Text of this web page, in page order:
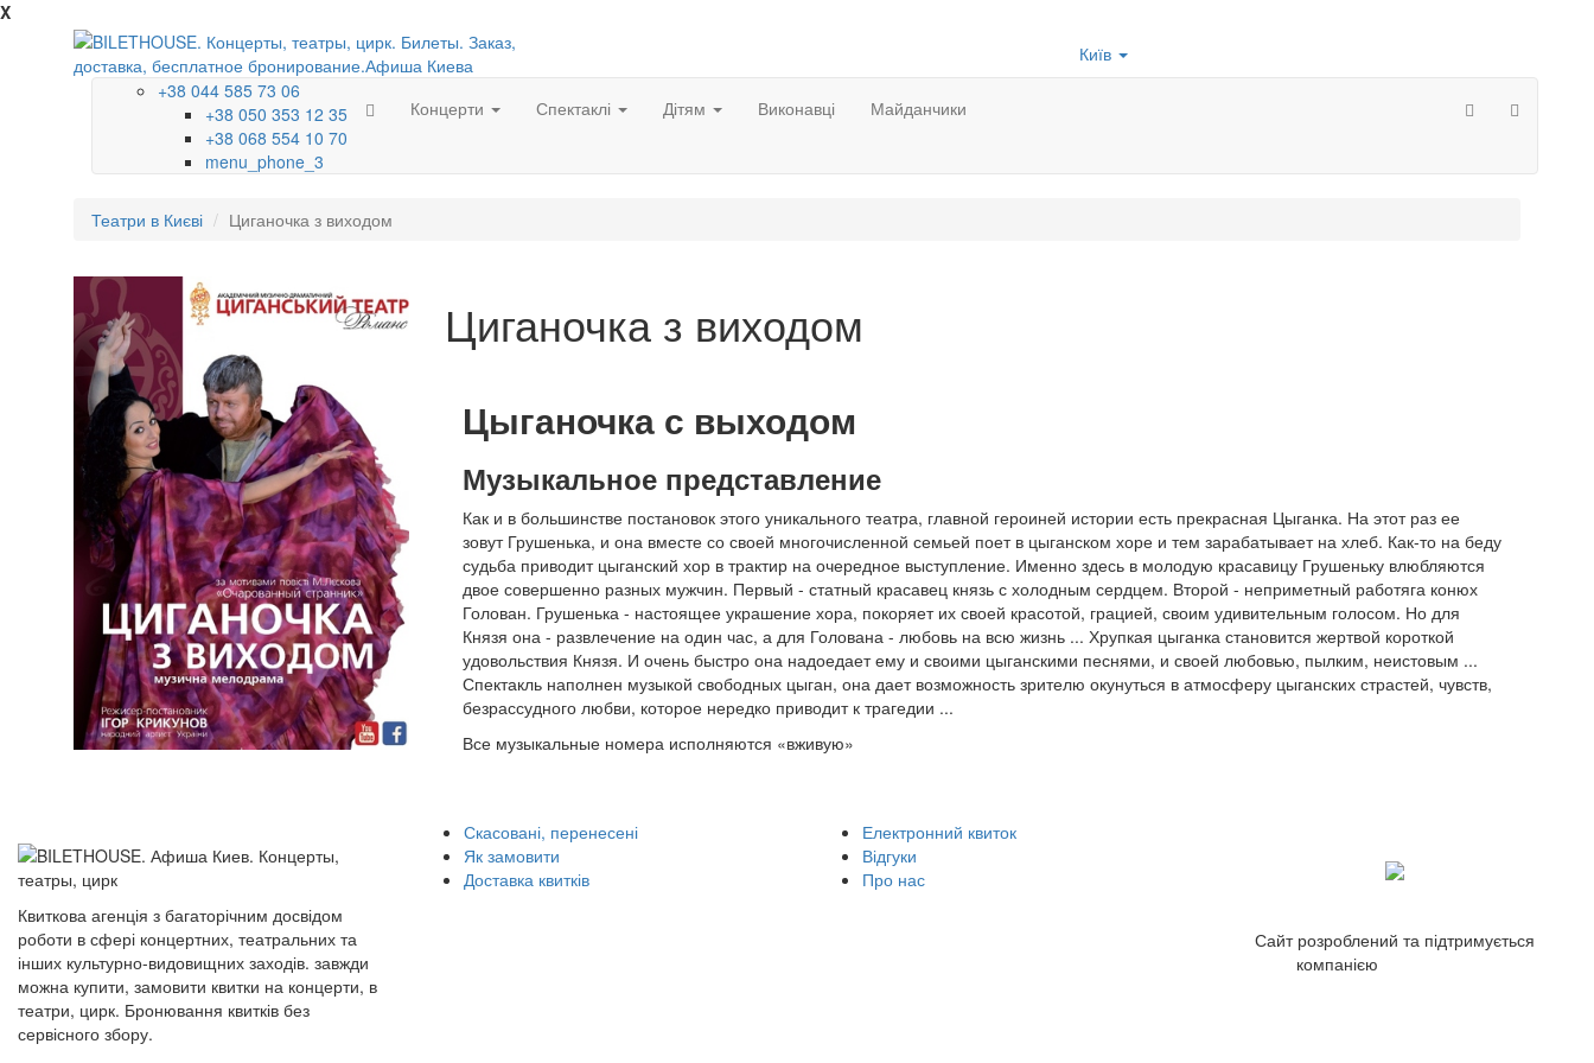
X
Київ
+38 044 585 73 06
+38 050 353 12 35
+38 068 554 10 70
menu_phone_3
Концерти Спектаклі Дітям Виконавці Майданчики
Театри в Києві Циганочка з виходом
Циганочка з виходом
Цыганочка с выходом
Музыкальное представление
Как и в большинстве постановок этого уникального театра, главной героиней истории есть прекрасная Цыганка. На этот раз ее
зовут Грушенька, и она вместе со своей многочисленной семьей поет в цыганском хоре и тем зарабатывает на хлеб. Как-то на беду
судьба приводит цыганский хор в трактир на очередное выступление. Именно здесь в молодую красавицу Грушеньку влюбляются
двое совершенно разных мужчин. Первый - статный красавец князь с холодным сердцем. Второй - неприметный работяга конюх
Голован. Грушенька - настоящее украшение хора, покоряет их своей красотой, грацией, своим удивительным голосом. Но для
Князя она - развлечение на один час, а для Голована - любовь на всю жизнь ... Хрупкая цыганка становится жертвой короткой
удовольствия Князя. И очень быстро она надоедает ему и своими цыганскими песнями, и своей любовью, пылким, неистовым ...
Спектакль наполнен музыкой свободных цыган, она дает возможность зрителю окунуться в атмосферу цыганских страстей, чувств,
безрассудного любви, которое нередко приводит к трагедии ...
Все музыкальные номера исполняются «вживую»
Квиткова агенція з багаторічним досвідом
роботи в сфері концертних, театральних та
інших культурно-видовищних заходів. завжди
можна купити, замовити квитки на концерти, в
театри, цирк. Бронювання квитків без
сервісного збору.
Скасовані, перенесені
Як замовити
Доставка квитків
Електронний квиток
Відгуки
Про нас
Сайт розроблений та підтримується
компанією